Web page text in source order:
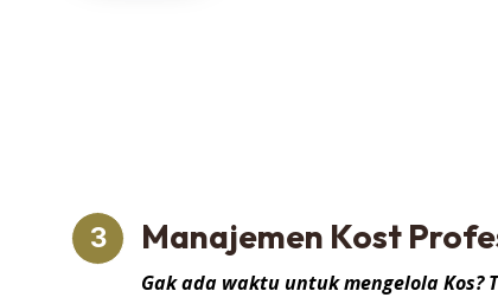
3 Manajemen Kost
Gak ada waktu untuk mengelola Kos?